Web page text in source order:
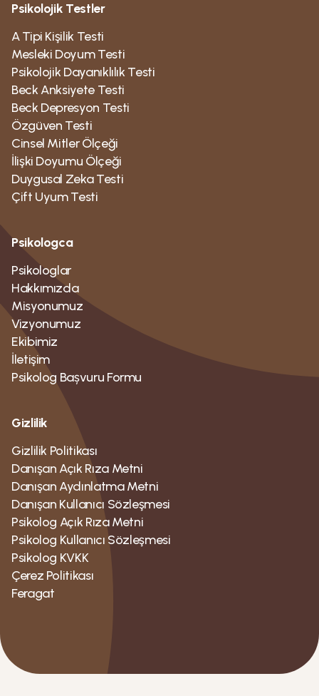
Psikolojik Testler
A Tipi Kişilik Testi
Mesleki Doyum Testi
Psikolojik Dayanıklılık Testi
Beck Anksiyete Testi
Beck Depresyon Testi
Özgüven Testi
Cinsel Mitler Ölçeği
İlişki Doyumu Ölçeği
Duygusal Zeka Testi
Çift Uyum Testi
Psikologca
Psikologlar
Hakkımızda
Misyonumuz
Vizyonumuz
Ekibimiz
İletişim
Psikolog Bașvuru Formu
Gizlilik
Gizlilik Politikası
Danışan Açık Rıza Metni
Danışan Aydınlatma Metni
Danışan Kullanıcı Sözleşmesi
Psikolog Açık Rıza Metni
Psikolog Kullanıcı Sözleşmesi
Psikolog KVKK
Çerez Politikası
Feragat